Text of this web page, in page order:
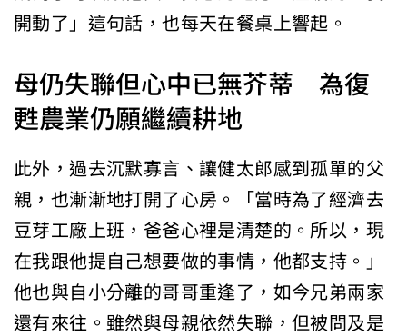
開動了」這句話，也每天在餐桌上響起。
母仍失聯但心中已無芥蒂 為復
甦農業仍願繼續耕地
此外，過去沉默寡言、讓健太郎感到孤單的父
親，也漸漸地打開了心房。「當時為了經濟去
豆芽工廠上班，爸爸心裡是清楚的。所以，現
在我跟他提自己想要做的事情，他都支持。」
他也與自小分離的哥哥重逢了，如今兄弟兩家
還有來往。雖然與母親依然失聯，但被問及是